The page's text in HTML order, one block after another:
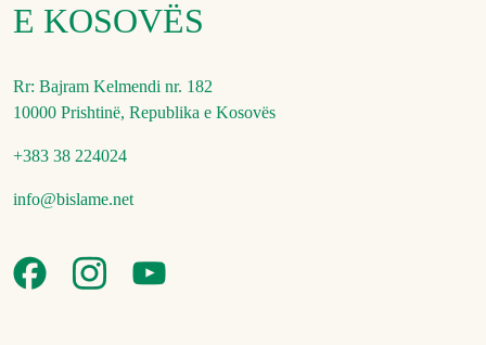
E KOSOVËS
Rr: Bajram Kelmendi nr. 182
10000 Prishtinë, Republika e Kosovës
+383 38 224024
info@bislame.net